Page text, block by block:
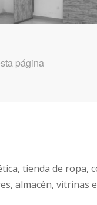
página
tienda de ropa,
almacén, vitrinas